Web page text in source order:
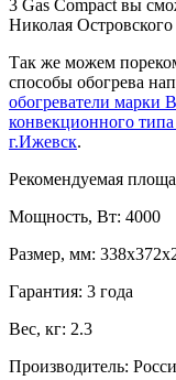
3 Gas Compact вы
Николая
Так же можем
способы обогрева
обогреватели марки
конвекционного
г.Ижевск.
Рекомендуемая
Мощность, Вт: 4000
Размер, мм:
Гарантия: 3 года
Вес, кг: 2.3
Производитель: